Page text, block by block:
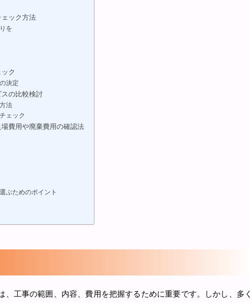
ック方法
を
ク
決定
の比較検討
法
ェック
費用や廃棄費用の確認法
ぶためのポイント
、工事の範囲、内容、費用を把握するために重要です。しかし、多く